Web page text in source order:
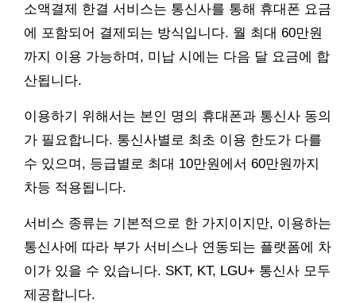
소액결제 한결 서비스는 통신사를 통해 휴대폰 요금
에 포함되어 결제되는 방식입니다. 월 최대 60만원
까지 이용 가능하며, 미납 시에는 다음 달 요금에 합
산됩니다.
이용하기 위해서는 본인 명의 휴대폰과 통신사 동의
가 필요합니다. 통신사별로 최초 이용 한도가 다를
수 있으며, 등급별로 최대 10만원에서 60만원까지
차등 적용됩니다.
서비스 종류는 기본적으로 한 가지이지만, 이용하는
통신사에 따라 부가 서비스나 연동되는 플랫폼에 차
이가 있을 수 있습니다. SKT, KT, LGU+ 통신사 모두
제공합니다.